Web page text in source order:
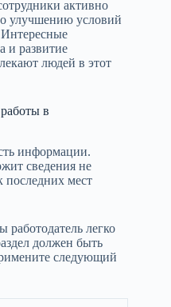
активно
улучшению условий
Интересные
и развитие
людей в этот
в
информации.
сведения не
последних мест
работодатель легко
должен быть
следующий